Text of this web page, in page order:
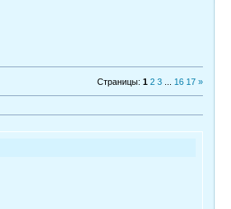
Страницы: 1 2 3 16 17 »